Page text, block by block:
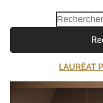
LAURÉAT